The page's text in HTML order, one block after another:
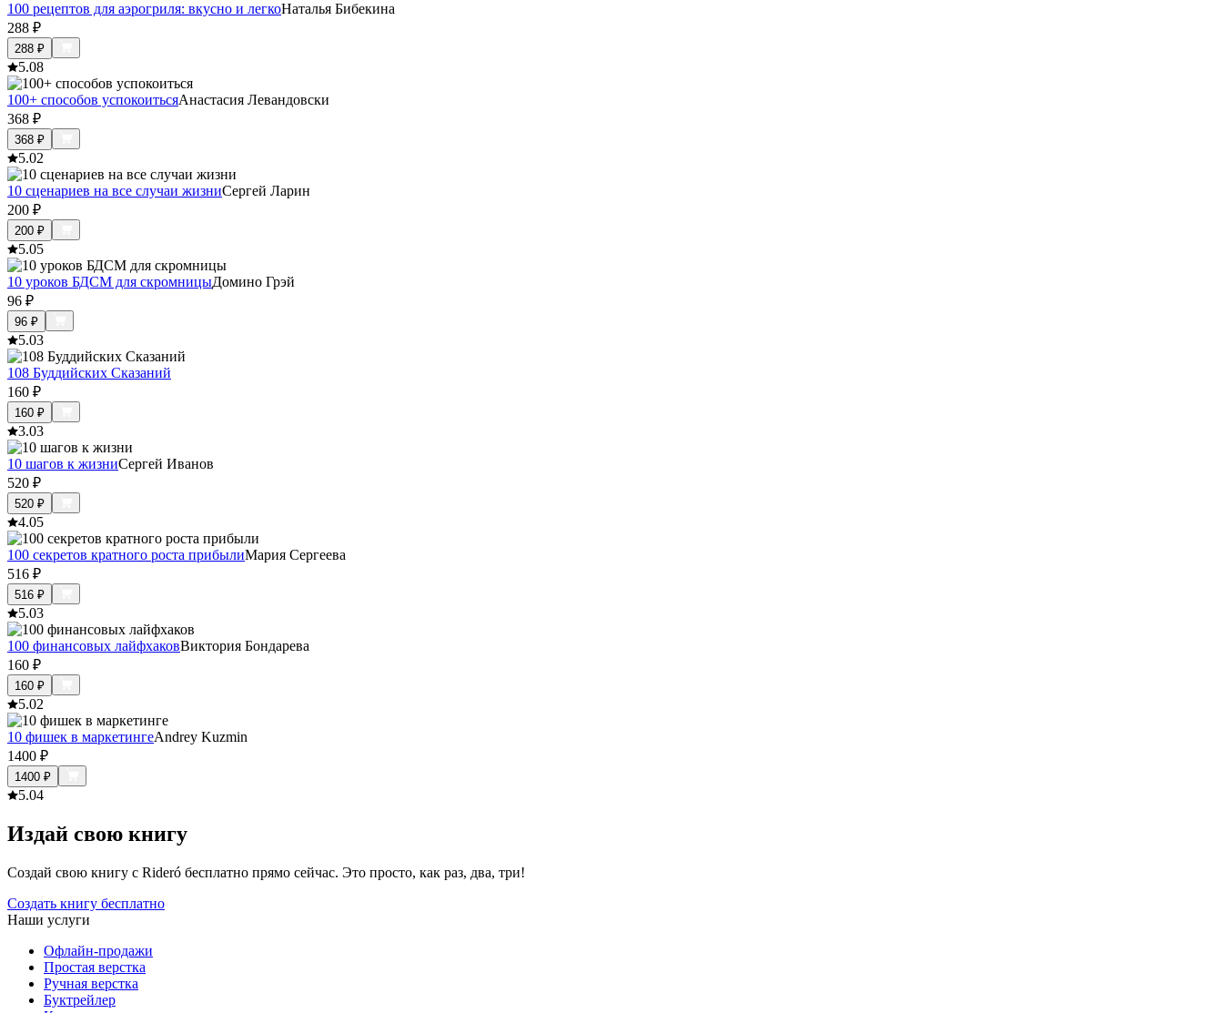
100 рецептов для аэрогриля: вкусно и легкоНаталья Бибекина
288 ₽
288 ₽
5.08
100+ способов успокоитьсяАнастасия Левандовски
368 ₽
368 ₽
5.02
10 сценариев на все случаи жизниСергей Ларин
200 ₽
200 ₽
5.05
10 уроков БДСМ для скромницыДомино Грэй
96 ₽
96 ₽
5.03
108 Буддийских Сказаний
160 ₽
160 ₽
3.03
10 шагов к жизниСергей Иванов
520 ₽
520 ₽
4.05
100 секретов кратного роста прибылиМария Сергеева
516 ₽
516 ₽
5.03
100 финансовых лайфхаковВиктория Бондарева
160 ₽
160 ₽
5.02
10 фишек в маркетингеAndrey Kuzmin
1400 ₽
1400 ₽
5.04
Издай свою книгу
Создай свою книгу с Rideró бесплатно прямо сейчас. Это просто, как раз, два, три!
Создать книгу бесплатно
Наши услуги
Офлайн-продажи
Простая верстка
Ручная верстка
Буктрейлер